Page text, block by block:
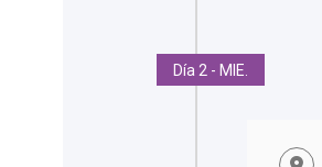
Día 2 - MIE.